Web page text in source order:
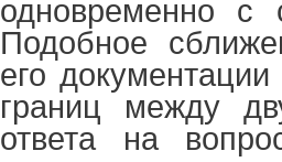
одновременно с
Подобное
его
границ между
ответа на